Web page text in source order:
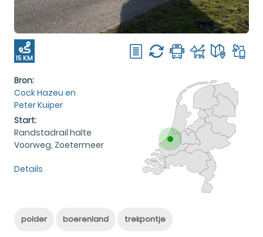
15 KM
Bron:
Cock Hazeu en
Peter Kuiper
Start:
Randstadrail halte
Voorweg, Zoetermeer
Details
polder boerenland trekpontje